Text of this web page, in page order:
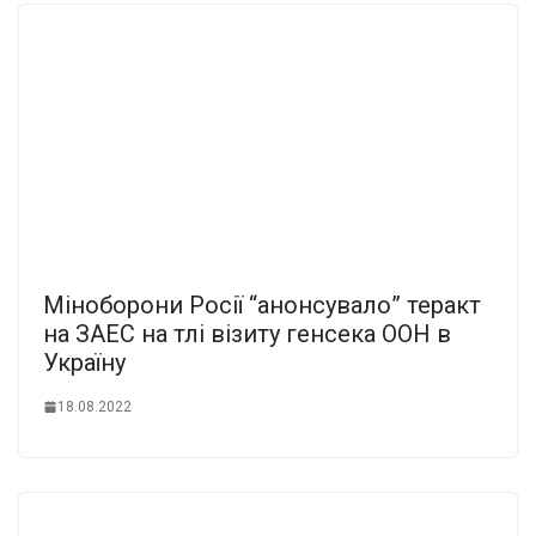
Міноборони Росії “анонсувало” теракт
на ЗАЕС на тлі візиту генсека ООН в
Україну
18.08.2022